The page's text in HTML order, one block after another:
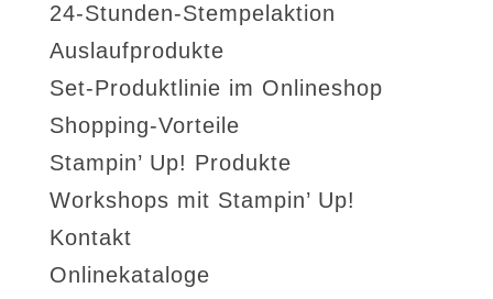
24-Stunden-Stempelaktion
Auslaufprodukte
Set-Produktlinie im Onlineshop
Shopping-Vorteile
Stampin’ Up! Produkte
Workshops mit Stampin’ Up!
Kontakt
Onlinekataloge